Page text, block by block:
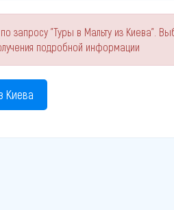
запросу "Туры в Мальту из Киева".
подробной информации
Киева